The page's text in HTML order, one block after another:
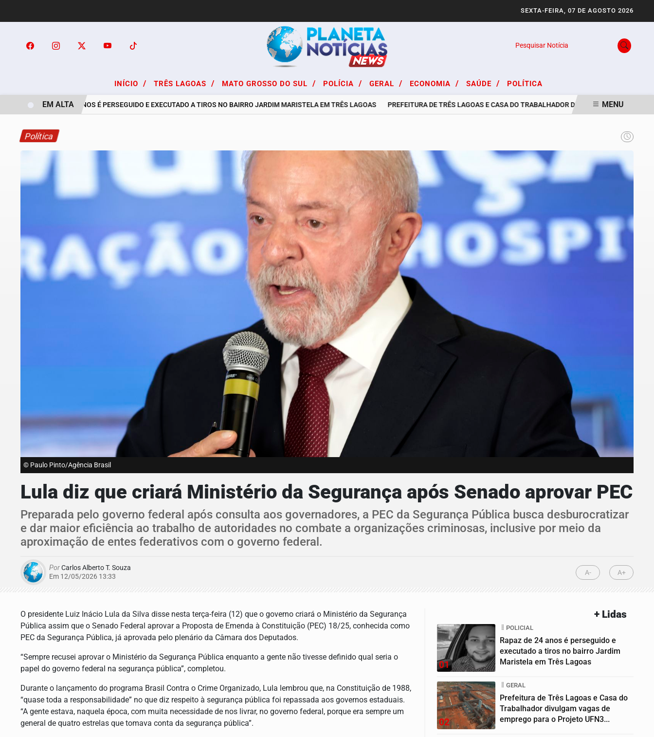
SEXTA-FEIRA, 07 DE AGOSTO 2026
Pesquisar Notícia
INÍCIO / TRÊS LAGOAS / MATO GROSSO DO SUL / POLÍCIA / GERAL / ECONOMIA / SAÚDE / POLÍTICA
RAPAZ DE 24 ANOS É PERSEGUIDO E EXECUTADO A TIROS NO BAIRRO JARDIM MARISTELA EM TRÊS LAGOAS PREFEITURA DE TRÊS LAGOAS E CASA DO TRABALHADOR DIVULGAM VAGAS DE
EM ALTA MENU
Política
© Paulo Pinto/Agência Brasil
Lula diz que criará Ministério da Segurança após Senado aprovar PEC
Preparada pelo governo federal após consulta aos governadores, a PEC da Segurança Pública busca desburocratizar
e dar maior eficiência ao trabalho de autoridades no combate a organizações criminosas, inclusive por meio da
aproximação de entes federativos com o governo federal.
PorCarlos Alberto T. Souza
Em 12/05/2026 13:33
A- A+
O presidente Luiz Inácio Lula da Silva disse nesta terça-feira (12) que o governo criará o Ministério da Segurança
Pública assim que o Senado Federal aprovar a Proposta de Emenda à Constituição (PEC) 18/25, conhecida como
PEC da Segurança Pública, já aprovada pelo plenário da Câmara dos Deputados.
“Sempre recusei aprovar o Ministério da Segurança Pública enquanto a gente não tivesse definido qual seria o
papel do governo federal na segurança pública”, completou.
Durante o lançamento do programa Brasil Contra o Crime Organizado, Lula lembrou que, na Constituição de 1988,
“quase toda a responsabilidade” no que diz respeito à segurança pública foi repassada aos governos estaduais.
“A gente estava, naquela época, com muita necessidade de nos livrar, no governo federal, porque era sempre um
general de quatro estrelas que tomava conta da segurança pública”.
+ Lidas
01
POLICIAL
Rapaz de 24 anos é perseguido e
executado a tiros no bairro Jardim
Maristela em Três Lagoas
02
GERAL
Prefeitura de Três Lagoas e Casa do
Trabalhador divulgam vagas de
emprego para o Projeto UFN3...